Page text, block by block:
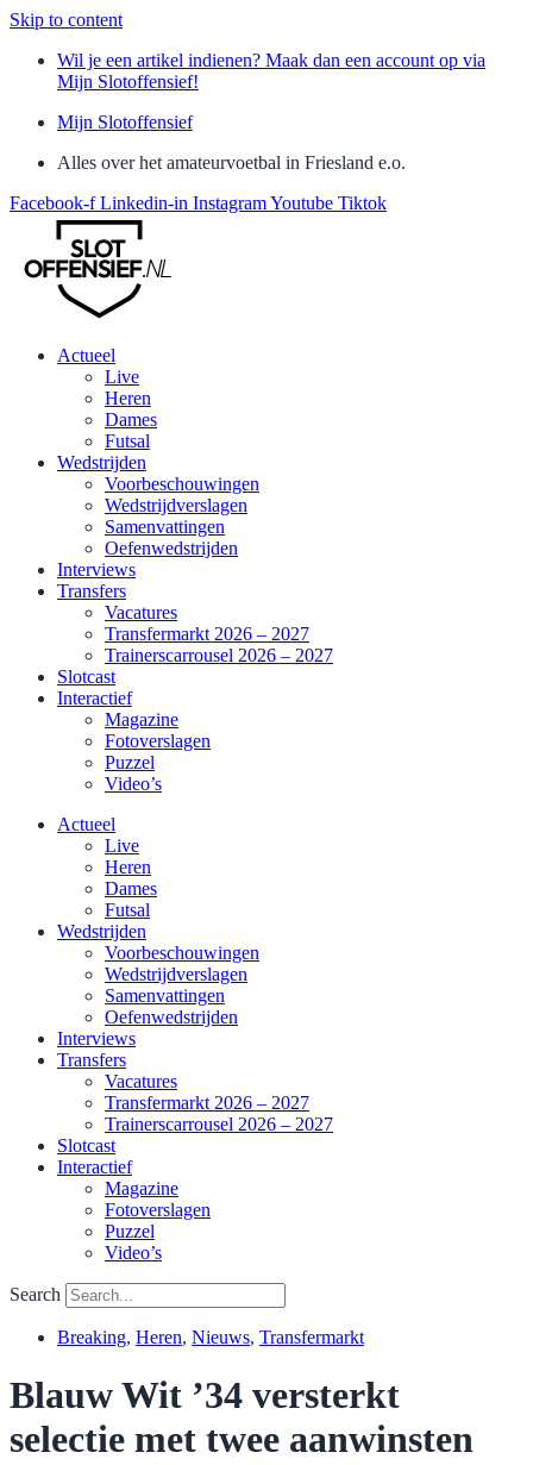
Skip to content
Wil je een artikel indienen? Maak dan een account op via
Mijn Slotoffensief!
Mijn Slotoffensief
Alles over het amateurvoetbal in Friesland e.o.
Facebook-f Linkedin-in InstagramYoutube Tiktok
Actueel
Live
Heren
Dames
Futsal
Wedstrijden
Voorbeschouwingen
Wedstrijdverslagen
Samenvattingen
Oefenwedstrijden
Interviews
Transfers
Vacatures
Transfermarkt 2026 – 2027
Trainerscarrousel 2026 – 2027
Slotcast
Interactief
Magazine
Fotoverslagen
Puzzel
Video’s
Actueel
Live
Heren
Dames
Futsal
Wedstrijden
Voorbeschouwingen
Wedstrijdverslagen
Samenvattingen
Oefenwedstrijden
Interviews
Transfers
Vacatures
Transfermarkt 2026 – 2027
Trainerscarrousel 2026 – 2027
Slotcast
Interactief
Magazine
Fotoverslagen
Puzzel
Video’s
Search
Breaking, Heren, Nieuws, Transfermarkt
Blauw Wit ’34 versterkt
selectie met twee aanwinsten